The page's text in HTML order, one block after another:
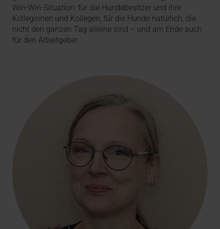
Win-Win-Situation: für die Hundebesitzer und ihre
Kolleginnen und Kollegen, für die Hunde natürlich, die
nicht den ganzen Tag alleine sind – und am Ende auch
für den Arbeitgeber.